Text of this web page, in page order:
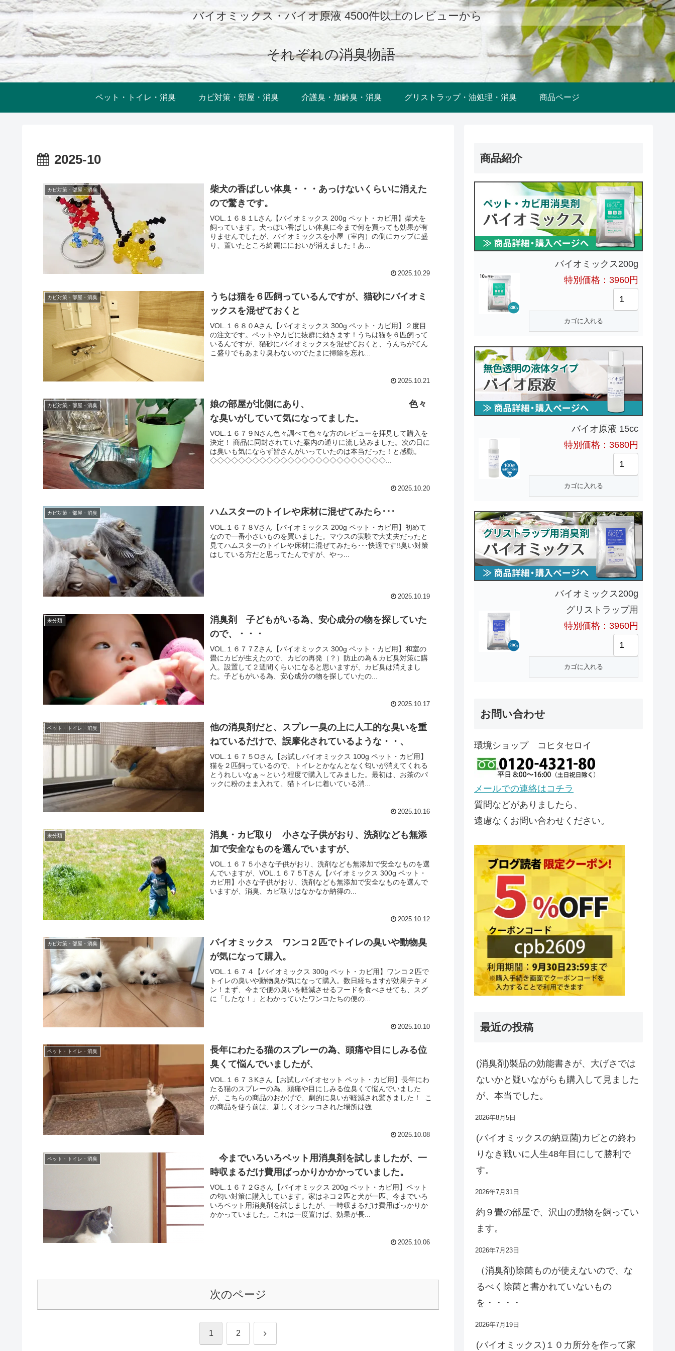
バイオミックス・バイオ原液 4500件以上のレビューから
それぞれの消臭物語
ペット・トイレ・消臭 カビ対策・部屋・消臭 介護臭・加齢臭・消臭 グリストラップ・油処理・消臭 商品ページ
2025-10
カビ対策・部屋・消臭
柴犬の香ばしい体臭・・・あっけないくらいに消えた
ので驚きです。
VOL.１６８１Lさん【バイオミックス 200g ペット・カビ用】柴犬を
飼っています。犬っぽい香ばしい体臭に今まで何を買っても効果が有
りませんでしたが、バイオミックスを小屋（室内）の側にカップに盛
り、置いたところ綺麗ににおいが消えました！あ...
2025.10.29
カビ対策・部屋・消臭
うちは猫を６匹飼っているんですが、猫砂にバイオミ
ックスを混ぜておくと
VOL.１６８０Aさん【バイオミックス 300g ペット・カビ用】２度目
の注文です。ペットやカビに抜群に効きます！うちは猫を６匹飼って
いるんですが、猫砂にバイオミックスを混ぜておくと、うんちがてん
こ盛りでもあまり臭わないのでたまに掃除を忘れ...
2025.10.21
カビ対策・部屋・消臭
娘の部屋が北側にあり、 色々
な臭いがしていて気になってました。
VOL.１６７９Nさん色々調べて色々な方のレビューを拝見して購入を
決定！ 商品に同封されていた案内の通りに流し込みました。次の日に
は臭いも気にならず皆さんがいっていたのは本当だった！と感動。
◇◇◇◇◇◇◇◇◇◇◇◇◇◇◇◇◇◇◇◇◇◇◇◇◇...
2025.10.20
カビ対策・部屋・消臭 ハムスターのトイレや床材に混ぜてみたら･･･
VOL.１６７８Vさん【バイオミックス 200g ペット・カビ用】初めて
なので一番小さいものを買いました。マウスの実験で大丈夫だったと
見てハムスターのトイレや床材に混ぜてみたら･･･快適です!!臭い対策
はしている方だと思ってたんですが、やっ...
2025.10.19
未分類
消臭剤 子どもがいる為、安心成分の物を探していた
ので、・・・
VOL.１６７７Zさん【バイオミックス 300g ペット・カビ用】和室の
畳にカビが生えたので、カビの再発（？）防止の為＆カビ臭対策に購
入。設置して２週間くらいになると思いますが、カビ臭は消えまし
た。子どもがいる為、安心成分の物を探していたの...
2025.10.17
ペット・トイレ・消臭
他の消臭剤だと、スプレー臭の上に人工的な臭いを重
ねているだけで、誤摩化されているような・・、
VOL.１６７５Oさん【お試しバイオミックス 100g ペット・カビ用】
猫を２匹飼っているので、トイレとかなんとなく匂いが消えてくれる
とうれしいなぁ～という程度で購入してみました。最初は、お茶のパ
ックに粉のまま入れて、猫トイレに着いている消...
2025.10.16
未分類
消臭・カビ取り 小さな子供がおり、洗剤なども無添
加で安全なものを選んでいますが、
VOL.１６７５小さな子供がおり、洗剤なども無添加で安全なものを選
んでいますが、VOL.１６７５Tさん【バイオミックス 300g ペット・
カビ用】小さな子供がおり、洗剤なども無添加で安全なものを選んで
いますが、消臭、カビ取りはなかなか納得の...
2025.10.12
カビ対策・部屋・消臭
バイオミックス ワンコ２匹でトイレの臭いや動物臭
が気になって購入。
VOL.１６７４【バイオミックス 300g ペット・カビ用】ワンコ２匹で
トイレの臭いや動物臭が気になって購入。数日経ちますが効果テキメ
ン！まず、今まで便の臭いを軽減させるフードを食べさせても、スグ
に「したな！」とわかっていたワンコたちの便の...
2025.10.10
ペット・トイレ・消臭
長年にわたる猫のスプレーの為、頭痛や目にしみる位
臭くて悩んでいましたが、
VOL.１６７３Kさん【お試しバイオセット ペット・カビ用】長年にわ
たる猫のスプレーの為、頭痛や目にしみる位臭くて悩んでいました
が、こちらの商品のおかげで、劇的に臭いが軽減され驚きました！ こ
の商品を使う前は、新しくオシッコされた場所は強...
2025.10.08
ペット・トイレ・消臭
今までいろいろペット用消臭剤を試しましたが、一
時収まるだけ費用ばっかりかかかっていました。
VOL.１６７２Gさん【バイオミックス 200g ペット・カビ用】ペット
の匂い対策に購入しています。家はネコ２匹と犬が一匹、今までいろ
いろペット用消臭剤を試しましたが、一時収まるだけ費用ばっかりか
かかっていました。これは一度置けば、効果が長...
2025.10.06
次のページ
1 2 次
商品紹介
バイオミックス200g
特別価格：3960円
バイオ原液 15cc
特別価格：3680円
バイオミックス200g
グリストラップ用
特別価格：3960円
お問い合わせ
環境ショップ コヒタセロイ
メールでの連絡はコチラ
質問などがありましたら、
遠慮なくお問い合わせください。
最近の投稿
(消臭剤)製品の効能書きが、大げさでは
ないかと疑いながらも購入して見ました
が、本当でした。
2026年8月5日
(バイオミックスの納豆菌)カビとの終わ
りなき戦いに人生48年目にして勝利で
す。
2026年7月31日
約９畳の部屋で、沢山の動物を飼ってい
ます。
2026年7月23日
（消臭剤)除菌ものが使えないので、な
るべく除菌と書かれていないもの
を・・・・
2026年7月19日
(バイオミックス)１０カ所分を作って家